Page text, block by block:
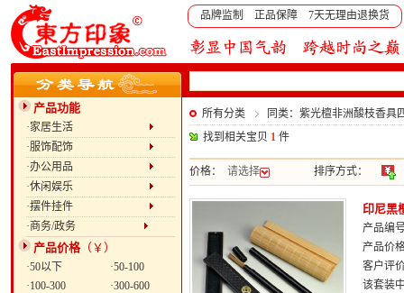
品牌监制 正品保障 7天无理由退换货
产品功能
·家居生活
·服饰配饰
·办公用品
·休闲娱乐
·摆件挂件
·商务/政务
产品价格（￥）
·50以下
·50-100
·100-300
·300-600
所有分类
同类：紫光檀非洲酸枝香具
找到相关宝贝 1 件
价格： 请选择 排序方式：
印尼黑
产品编
产品价
客户评
该套装